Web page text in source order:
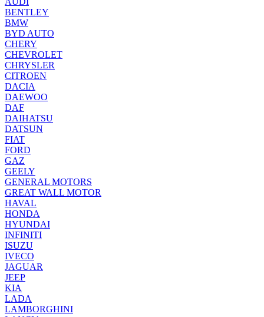
BENTLEY
BMW
BYD AUTO
CHERY
CHEVROLET
CHRYSLER
CITROEN
DACIA
DAEWOO
DAF
DAIHATSU
DATSUN
FIAT
FORD
GAZ
GEELY
GENERAL MOTORS
GREAT WALL MOTOR
HAVAL
HONDA
HYUNDAI
INFINITI
ISUZU
IVECO
JAGUAR
JEEP
KIA
LADA
LAMBORGHINI